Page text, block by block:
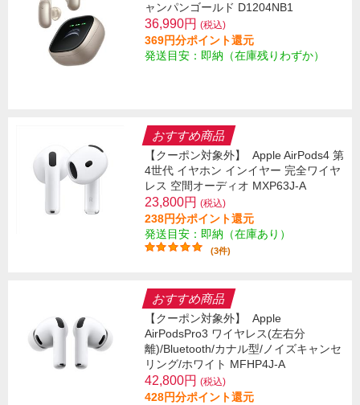
ャンパンゴールド D1204NB1
36,990円 (税込)
369円分ポイント還元
発送目安：即納（在庫残りわずか）
おすすめ商品
【クーポン対象外】
Apple AirPods4 第
4世代 イヤホン インイヤー 完全ワイヤ
レス 空間オーディオ MXP63J-A
23,800円 (税込)
238円分ポイント還元
発送目安：即納（在庫あり）
(3件)
おすすめ商品
【クーポン対象外】
Apple
AirPodsPro3 ワイヤレス(左右分
離)/Bluetooth/カナル型/ノイズキャンセ
リング/ホワイト MFHP4J-A
42,800円 (税込)
428円分ポイント還元